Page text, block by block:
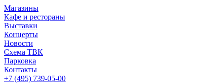
Магазины
Кафе и рестораны
Выставки
Концерты
Новости
Схема ТВК
Парковка
Контакты
+7 (495) 739-05-00